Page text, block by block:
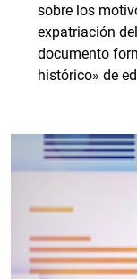
sobre los
expatriación
documento
histórico» de